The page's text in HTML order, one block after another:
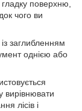
поверхню,
чого ви
заглибленням
однією або
вирівнювати
лісів і